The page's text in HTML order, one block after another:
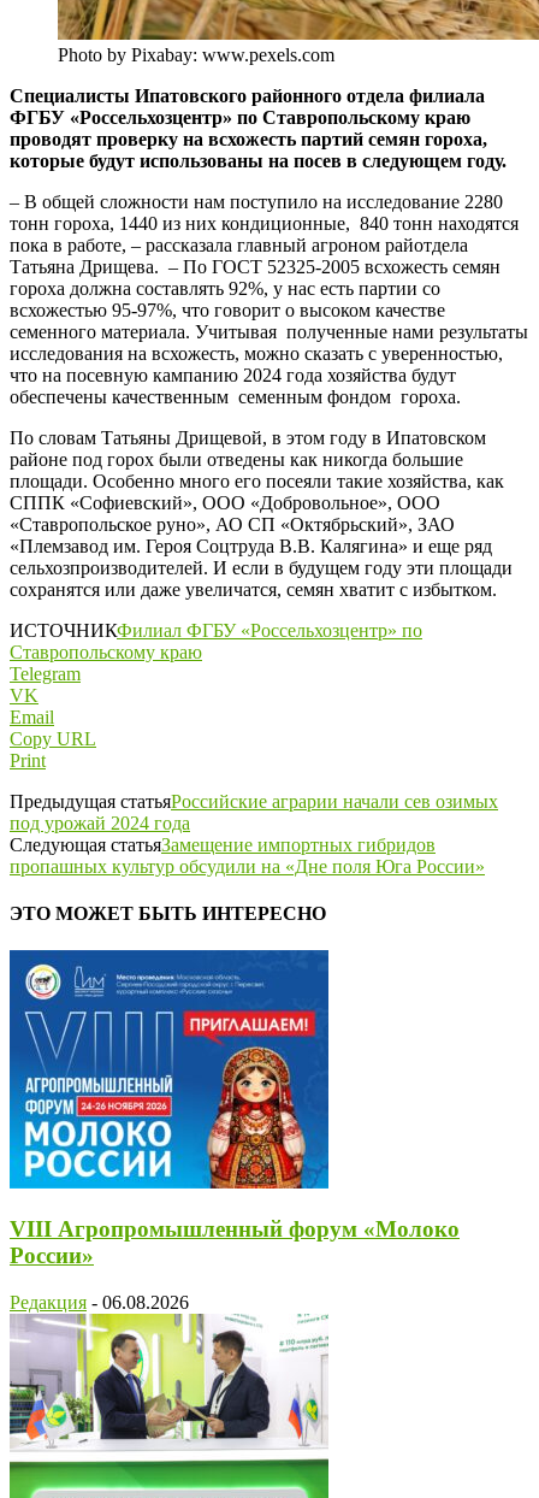
Photo by Pixabay: www.pexels.com
Специалисты Ипатовского районного отдела филиала
ФГБУ «Россельхозцентр» по Ставропольскому краю
проводят проверку на всхожесть партий семян гороха,
которые будут использованы на посев в следующем году.
– В общей сложности нам поступило на исследование 2280
тонн гороха, 1440 из них кондиционные, 840 тонн находятся
пока в работе, – рассказала главный агроном райотдела
Татьяна Дрищева. – По ГОСТ 52325-2005 всхожесть семян
гороха должна составлять 92%, у нас есть партии со
всхожестью 95-97%, что говорит о высоком качестве
семенного материала. Учитывая полученные нами результаты
исследования на всхожесть, можно сказать с уверенностью,
что на посевную кампанию 2024 года хозяйства будут
обеспечены качественным семенным фондом гороха.
По словам Татьяны Дрищевой, в этом году в Ипатовском
районе под горох были отведены как никогда большие
площади. Особенно много его посеяли такие хозяйства, как
СППК «Софиевский», ООО «Добровольное», ООО
«Ставропольское руно», АО СП «Октябрьский», ЗАО
«Племзавод им. Героя Соцтруда В.В. Калягина» и еще ряд
сельхозпроизводителей. И если в будущем году эти площади
сохранятся или даже увеличатся, семян хватит с избытком.
ИСТОЧНИКФилиал ФГБУ «Россельхозцентр» по
Ставропольскому краю
Telegram
VK
Email
Copy URL
Print
Предыдущая статьяРоссийские аграрии начали сев озимых
под урожай 2024 года
Следующая статьяЗамещение импортных гибридов
пропашных культур обсудили на «Дне поля Юга России»
ЭТО МОЖЕТ БЫТЬ ИНТЕРЕСНО
VIII Агропромышленный форум «Молоко
России»
Редакция - 06.08.2026